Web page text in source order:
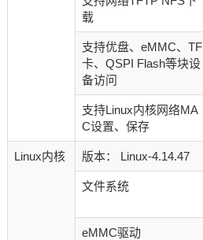
载
支持优盘、eMMC、TF
卡、QSPI Flash等块设
备访问
支持Linux内核网络MA
C设置、保存
Linux内核 版本： Linux-4.14.47
文件系统
eMMC驱动